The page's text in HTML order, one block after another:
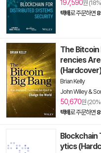
197,590원
택배로 주문하면
The Bitcoin
rencies
Brian Kelly
John Wiley &
50,670원 (20%
택배로 주문하면
Blockchain
ytics